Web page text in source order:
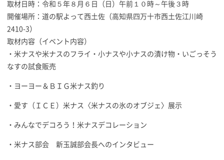
取材日時：令和５年８月６日（日）午前１０時～午後３時
開催場所：道の駅よって西土佐（高知県四万十市西土佐江川崎
2410-3）
取材内容（イベント内容）
・米ナスや米ナスのフライ・小ナスや小ナスの漬け物・いごっそう
なすの試食販売
・ヨーヨー＆ＢＩＧ米ナス釣り
・愛す（ＩＣＥ）米ナス〈米ナスの氷のオブジェ〉展示
・みんなでデコろう！米ナスデコレーション
・米ナス部会 新玉誠部会長へのインタビュー